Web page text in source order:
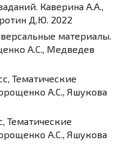
Каверина А.А.,
Д.Ю. 2022
материалы.
А.С., Медведев
Тематические
А.С., Яшукова
Тематические
А.С., Яшукова